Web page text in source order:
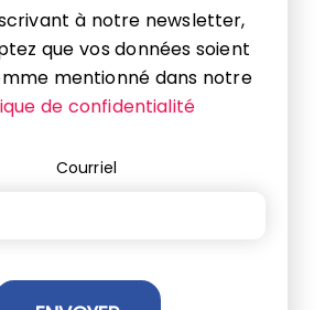
à notre newsletter,
que vos données soient
mentionné dans notre
de confidentialité
Courriel